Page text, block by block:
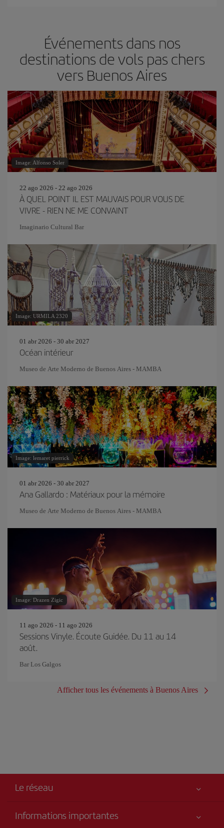
Événements dans nos
destinations de vols pas chers
vers Buenos Aires
Image: Alfonso Soler
22 ago 2026 - 22 ago 2026
À QUEL POINT IL EST MAUVAIS POUR VOUS DE
VIVRE - RIEN NE ME CONVAINT
Imaginario Cultural Bar
Image: URMILA 2320
01 abr 2026 - 30 abr 2027
Océan intérieur
Museo de Arte Moderno de Buenos Aires - MAMBA
Image: lemaret pierrick
01 abr 2026 - 30 abr 2027
Ana Gallardo : Matériaux pour la mémoire
Museo de Arte Moderno de Buenos Aires - MAMBA
Image: Drazen Zigic
11 ago 2026 - 11 ago 2026
Sessions Vinyle. Écoute Guidée. Du 11 au 14
août.
Bar Los Galgos
Afficher tous les événements à Buenos Aires
Le réseau
Informations importantes